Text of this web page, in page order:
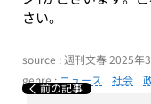
さい。
source : 週刊文春 2025年
genre :ニュース 社会
前の記事